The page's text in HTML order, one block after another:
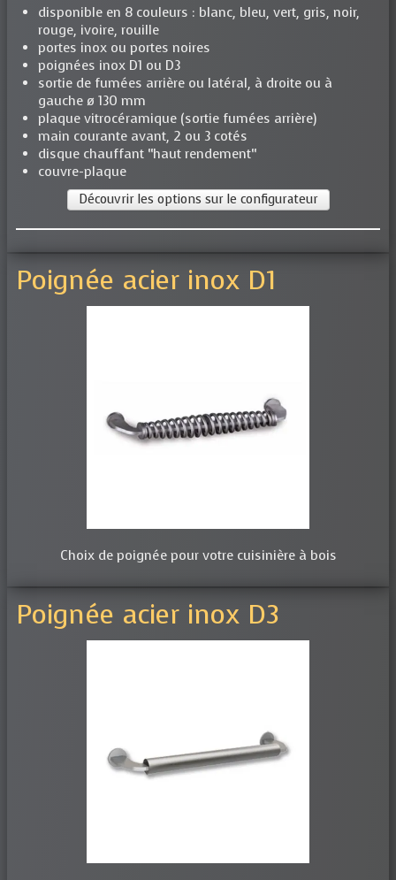
disponible en 8 couleurs : blanc, bleu, vert, gris, noir,
rouge, ivoire, rouille
portes inox ou portes noires
poignées inox D1 ou D3
sortie de fumées arrière ou latéral, à droite ou à
gauche ø 130 mm
plaque vitrocéramique (sortie fumées arrière)
main courante avant, 2 ou 3 cotés
disque chauffant “haut rendement“
couvre-plaque
Découvrir les options sur le configurateur
Poignée acier inox D1
Choix de poignée pour votre cuisinière à bois
Poignée acier inox D3